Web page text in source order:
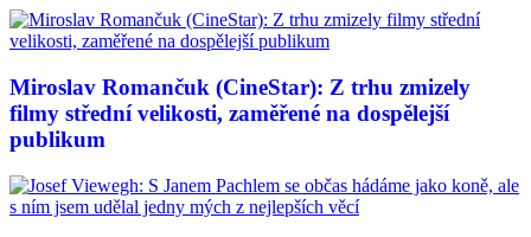
Miroslav Romančuk (CineStar): Z trhu zmizely
filmy střední velikosti, zaměřené na dospělejší
publikum